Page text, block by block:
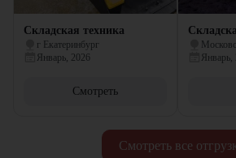
Смотреть все
Складская техника
г Екатеринбург
Январь, 2026
Смотреть
Январь,